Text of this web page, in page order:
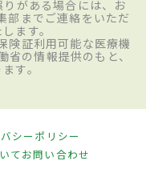
がある場合には、お
部までご連絡をいただ
ます。
険証利用可能な医療機
の情報提供のもと、
す。
シーポリシー
てお問い合わせ